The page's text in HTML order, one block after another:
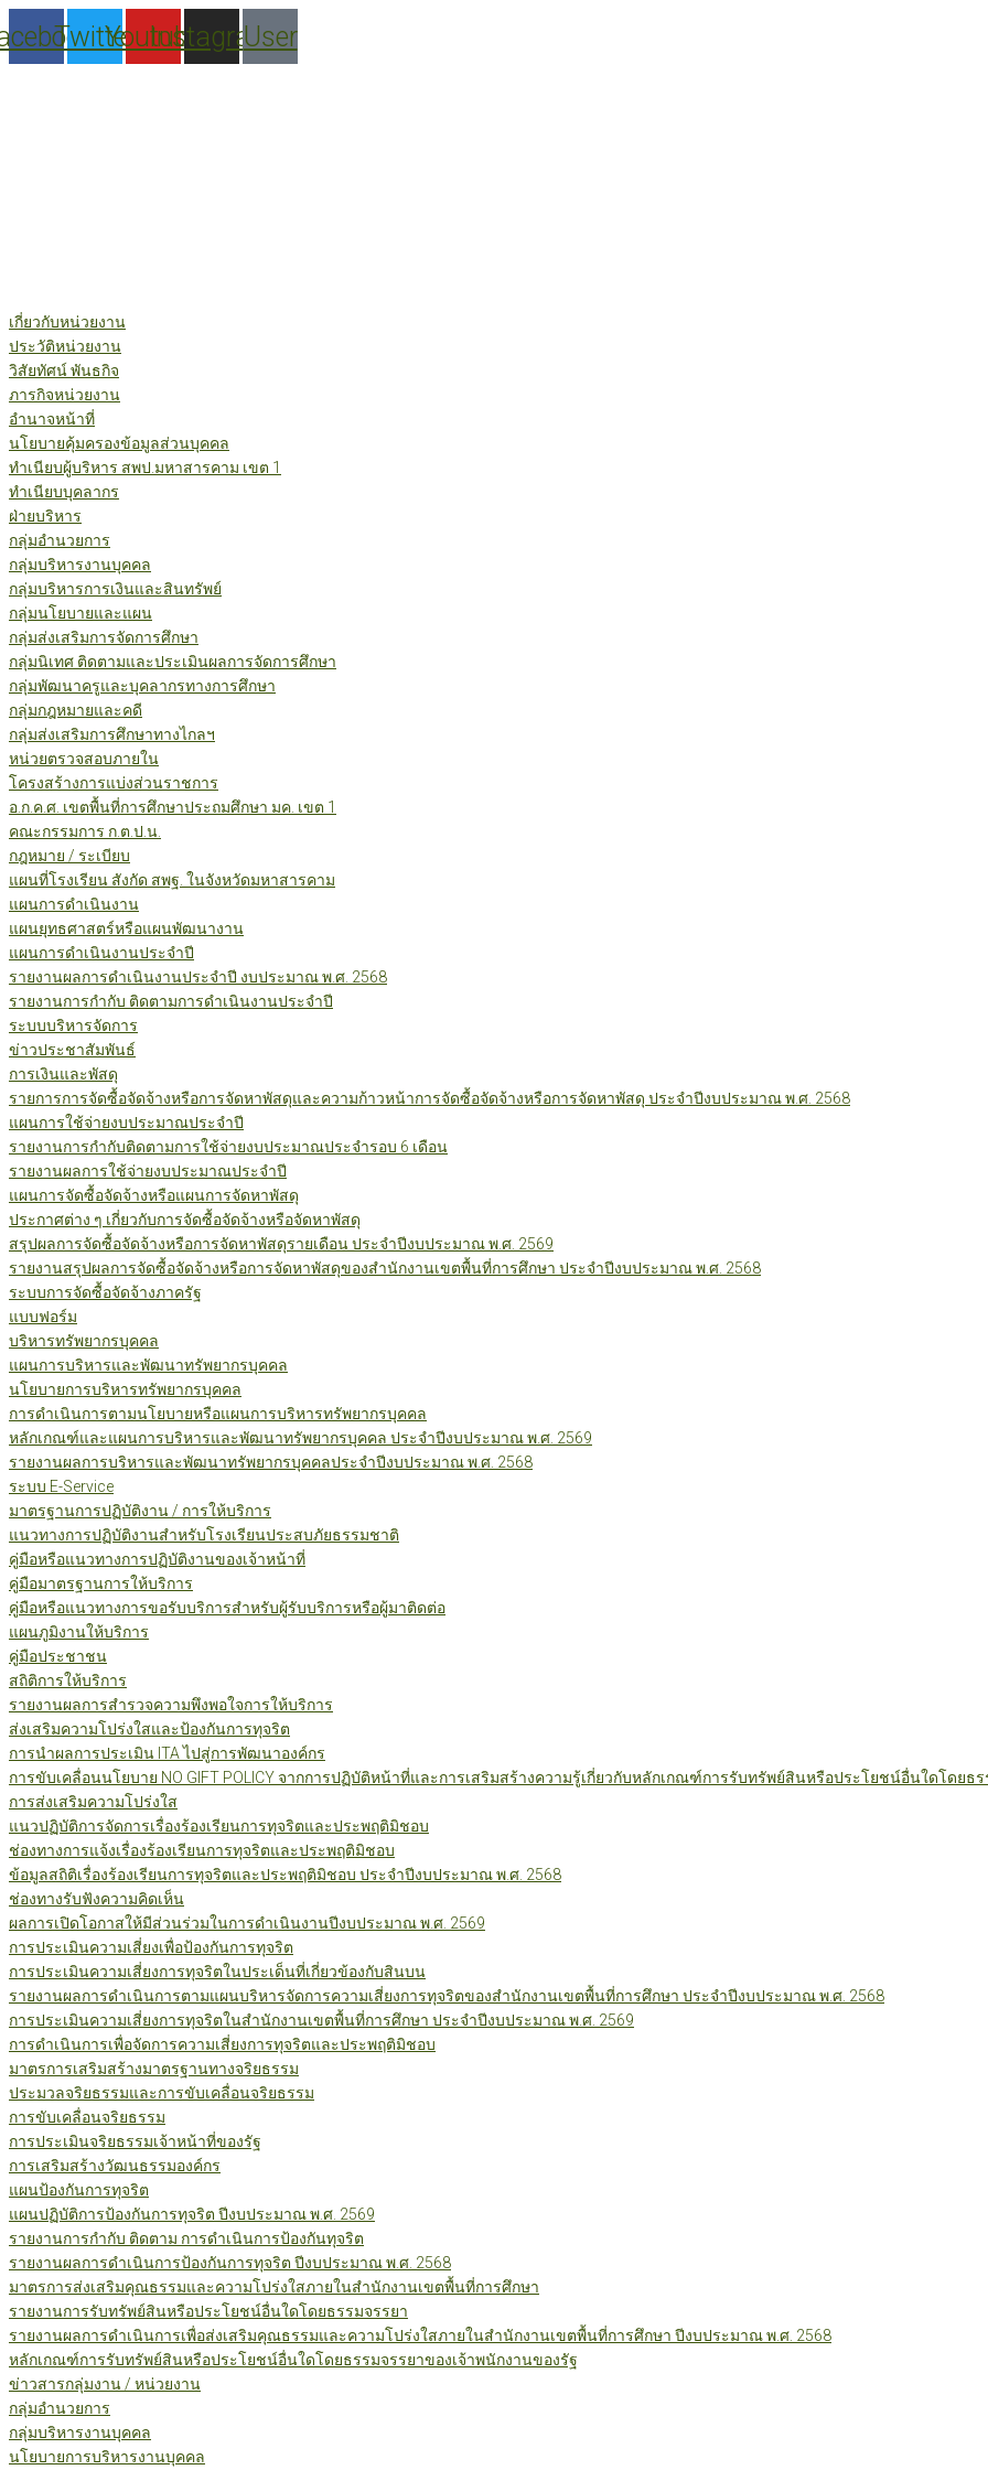
to
content
TwitterYoutube
Instagram
User
เกี่ยวกับหน่วยงาน
ประวัติหน่วยงาน
วิสัยทัศน์ พันธกิจ
ภารกิจหน่วยงาน
อำนาจหน้าที่
นโยบายคุ้มครองข้อมูลส่วนบุคคล
ทำเนียบผู้บริหาร สพป.มหาสารคาม เขต 1
ทำเนียบบุคลากร
ฝ่ายบริหาร
กลุ่มอำนวยการ
กลุ่มบริหารงานบุคคล
กลุ่มบริหารการเงินและสินทรัพย์
กลุ่มนโยบายและแผน
กลุ่มส่งเสริมการจัดการศึกษา
กลุ่มนิเทศ ติดตามและประเมินผลการจัดการศึกษา
กลุ่มพัฒนาครูและบุคลากรทางการศึกษา
กลุ่มกฎหมายและคดี
กลุ่มส่งเสริมการศึกษาทางไกลฯ
หน่วยตรวจสอบภายใน
โครงสร้างการแบ่งส่วนราชการ
อ.ก.ค.ศ. เขตพื้นที่การศึกษาประถมศึกษา มค. เขต 1
คณะกรรมการ ก.ต.ป.น.
กฎหมาย / ระเบียบ
แผนที่โรงเรียน สังกัด สพฐ. ในจังหวัดมหาสารคาม
แผนการดำเนินงาน
แผนยุทธศาสตร์หรือแผนพัฒนางาน
แผนการดำเนินงานประจำปี
รายงานผลการดำเนินงานประจำปี งบประมาณ พ.ศ. 2568
รายงานการกำกับ ติดตามการดำเนินงานประจำปี
ระบบบริหารจัดการ
ข่าวประชาสัมพันธ์
การเงินและพัสดุ
รายการการจัดซื้อจัดจ้างหรือการจัดหาพัสดุและความก้าวหน้าการจัดซื้อจัดจ้างหรือการจัดหาพัสดุ ประจำปีงบประมาณ พ.ศ. 2568
แผนการใช้จ่ายงบประมาณประจำปี
รายงานการกำกับติดตามการใช้จ่ายงบประมาณประจำรอบ 6 เดือน
รายงานผลการใช้จ่ายงบประมาณประจำปี
แผนการจัดซื้อจัดจ้างหรือแผนการจัดหาพัสดุ
ประกาศต่าง ๆ เกี่ยวกับการจัดซื้อจัดจ้างหรือจัดหาพัสดุ
สรุปผลการจัดซื้อจัดจ้างหรือการจัดหาพัสดุรายเดือน ประจำปีงบประมาณ พ.ศ. 2569
รายงานสรุปผลการจัดซื้อจัดจ้างหรือการจัดหาพัสดุของสำนักงานเขตพื้นที่การศึกษา ประจำปีงบประมาณ พ.ศ. 2568
ระบบการจัดซื้อจัดจ้างภาครัฐ
แบบฟอร์ม
บริหารทรัพยากรบุคคล
แผนการบริหารและพัฒนาทรัพยากรบุคคล
นโยบายการบริหารทรัพยากรบุคคล
การดำเนินการตามนโยบายหรือแผนการบริหารทรัพยากรบุคคล
หลักเกณฑ์และแผนการบริหารและพัฒนาทรัพยากรบุคคล ประจำปีงบประมาณ พ.ศ. 2569
รายงานผลการบริหารและพัฒนาทรัพยากรบุคคลประจำปีงบประมาณ พ.ศ. 2568
ระบบ E-Service
มาตรฐานการปฏิบัติงาน / การให้บริการ
แนวทางการปฏิบัติงานสำหรับโรงเรียนประสบภัยธรรมชาติ
คู่มือหรือแนวทางการปฏิบัติงานของเจ้าหน้าที่
คู่มือมาตรฐานการให้บริการ
คู่มือหรือแนวทางการขอรับบริการสำหรับผู้รับบริการหรือผู้มาติดต่อ
แผนภูมิงานให้บริการ
คู่มือประชาชน
สถิติการให้บริการ
รายงานผลการสำรวจความพึงพอใจการให้บริการ
ส่งเสริมความโปร่งใสและป้องกันการทุจริต
การนำผลการประเมิน ITA ไปสู่การพัฒนาองค์กร
การขับเคลื่อนนโยบาย NO GIFT POLICY จากการปฏิบัติหน้าที่และการเสริมสร้างความรู้เกี่ยวกับหลักเกณฑ์การรับทรัพย์สินหรือประโยชน์อื่นใดโดยธ
การส่งเสริมความโปร่งใส
แนวปฏิบัติการจัดการเรื่องร้องเรียนการทุจริตและประพฤติมิชอบ
ช่องทางการแจ้งเรื่องร้องเรียนการทุจริตและประพฤติมิชอบ
ข้อมูลสถิติเรื่องร้องเรียนการทุจริตและประพฤติมิชอบ ประจำปีงบประมาณ พ.ศ. 2568
ช่องทางรับฟังความคิดเห็น
ผลการเปิดโอกาสให้มีส่วนร่วมในการดำเนินงานปีงบประมาณ พ.ศ. 2569
การประเมินความเสี่ยงเพื่อป้องกันการทุจริต
การประเมินความเสี่ยงการทุจริตในประเด็นที่เกี่ยวข้องกับสินบน
รายงานผลการดำเนินการตามแผนบริหารจัดการความเสี่ยงการทุจริตของสำนักงานเขตพื้นที่การศึกษา ประจำปีงบประมาณ พ.ศ. 2568
การประเมินความเสี่ยงการทุจริตในสำนักงานเขตพื้นที่การศึกษา ประจำปีงบประมาณ พ.ศ. 2569
การดำเนินการเพื่อจัดการความเสี่ยงการทุจริตและประพฤติมิชอบ
มาตรการเสริมสร้างมาตรฐานทางจริยธรรม
ประมวลจริยธรรมและการขับเคลื่อนจริยธรรม
การขับเคลื่อนจริยธรรม
การประเมินจริยธรรมเจ้าหน้าที่ของรัฐ
การเสริมสร้างวัฒนธรรมองค์กร
แผนป้องกันการทุจริต
แผนปฏิบัติการป้องกันการทุจริต ปีงบประมาณ พ.ศ. 2569
รายงานการกำกับ ติดตาม การดำเนินการป้องกันทุจริต
รายงานผลการดำเนินการป้องกันการทุจริต ปีงบประมาณ พ.ศ. 2568
มาตรการส่งเสริมคุณธรรมและความโปร่งใสภายในสำนักงานเขตพื้นที่การศึกษา
รายงานการรับทรัพย์สินหรือประโยชน์อื่นใดโดยธรรมจรรยา
รายงานผลการดำเนินการเพื่อส่งเสริมคุณธรรมและความโปร่งใสภายในสำนักงานเขตพื้นที่การศึกษา ปีงบประมาณ พ.ศ. 2568
หลักเกณฑ์การรับทรัพย์สินหรือประโยชน์อื่นใดโดยธรรมจรรยาของเจ้าพนักงานของรัฐ
ข่าวสารกลุ่มงาน / หน่วยงาน
กลุ่มอำนวยการ
กลุ่มบริหารงานบุคคล
นโยบายการบริหารงานบุคคล